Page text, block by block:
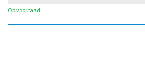
Op voorraad